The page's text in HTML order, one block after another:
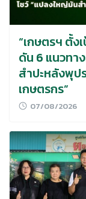
“เกษตรฯ ตั้ง
ดัน 6 แนวทา
สำปะหลังพุป
เกษตรกร”
07/08/2026